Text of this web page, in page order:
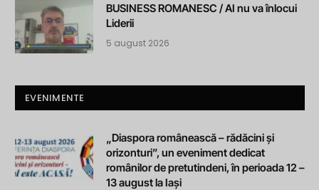
BUSINESS ROMANESC / AI nu va înlocui
Liderii
5 august 2026
EVENIMENTE
„Diaspora românească – rădăcini și
orizonturi”, un eveniment dedicat
românilor de pretutindeni, în perioada 12 –
13 august la Iași